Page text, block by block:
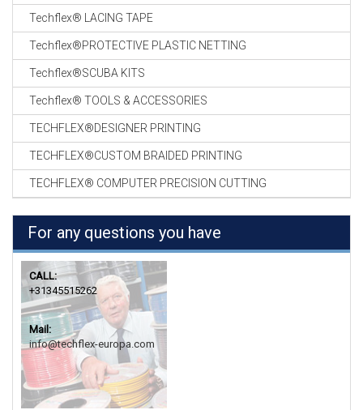
Techflex® LACING TAPE
Techflex®PROTECTIVE PLASTIC NETTING
Techflex®SCUBA KITS
Techflex® TOOLS & ACCESSORIES
TECHFLEX®DESIGNER PRINTING
TECHFLEX®CUSTOM BRAIDED PRINTING
TECHFLEX® COMPUTER PRECISION CUTTING
For any questions you have
CALL:
+31345515262
Mail:
info@techflex-europa.com